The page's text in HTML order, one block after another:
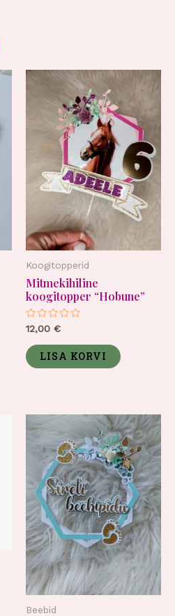
Koogitopperid
Mitmekihiline
koogitopper “Hobune”
Hinnanguga
5
12,00 €
LISA KORVI
Beebid